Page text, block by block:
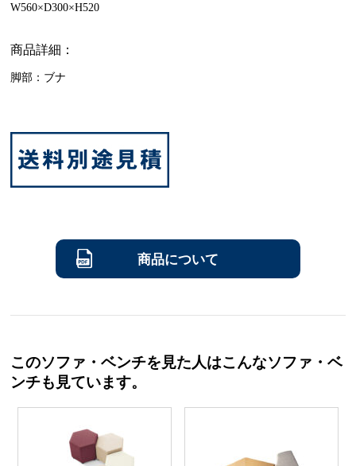
W560×D300×H520
商品詳細：
脚部：ブナ
商品について
このソファ・ベンチを見た人はこんなソファ・ベ
ンチも見ています。